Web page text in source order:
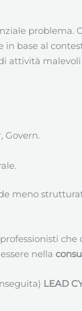
problema.
in base al
attività
Govern.
meno
che
nella
LEAD